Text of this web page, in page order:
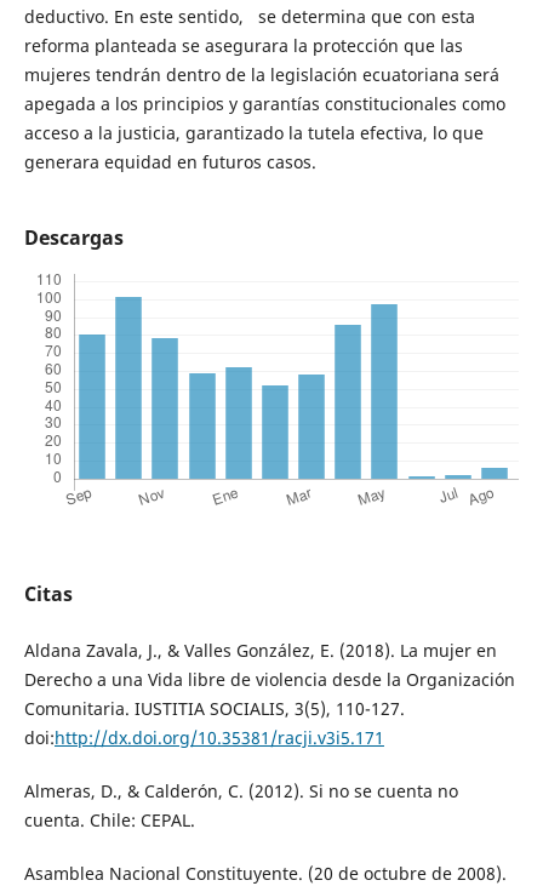
deductivo. En este sentido, se determina que con esta
reforma planteada se asegurara la protección que las
mujeres tendrán dentro de la legislación ecuatoriana será
apegada a los principios y garantías constitucionales como
acceso a la justicia, garantizado la tutela efectiva, lo que
generara equidad en futuros casos.
Descargas
Citas
Aldana Zavala, J., & Valles González, E. (2018). La mujer en
Derecho a una Vida libre de violencia desde la Organización
Comunitaria. IUSTITIA SOCIALIS, 3(5), 110-127.
doi:http://dx.doi.org/10.35381/racji.v3i5.171
Almeras, D., & Calderón, C. (2012). Si no se cuenta no
cuenta. Chile: CEPAL.
Asamblea Nacional Constituyente. (20 de octubre de 2008).